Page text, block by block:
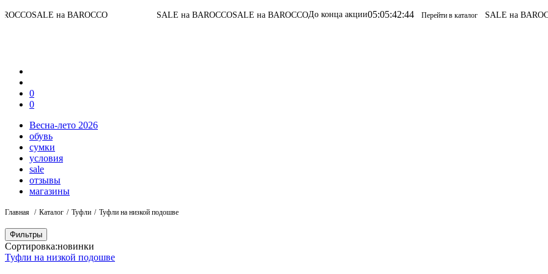
на BAROCCO SALE на BAROCCOSALE на BAROCCOДо конца акции05:05:42:44 Перейти в каталог SALE на BAROCCOSALE
0
0
Весна-лето 2026
обувь
сумки
условия
sale
отзывы
магазины
Главная Каталог Туфли Туфли на низкой подошве
Фильтры
Сортировка:новинки
Туфли на низкой подошве